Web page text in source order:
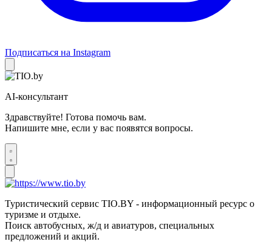
Подписаться на Instagram
AI-консультант
Здравствуйте! Готова помочь вам.
Напишите мне, если у вас появятся вопросы.
Туристический сервис TIO.BY - информационный ресурс о
туризме и отдыхе.
Поиск автобусных, ж/д и авиатуров, специальных
предложений и акций.